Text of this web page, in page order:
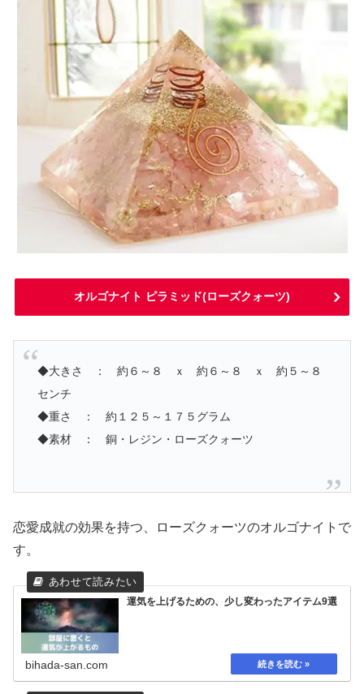
オルゴナイト ピラミッド(ローズクォーツ)
◆大きさ ： 約６～８ ｘ 約６～８ ｘ 約５～８
センチ
◆重さ ： 約１２５～１７５グラム
◆素材 ： 銅・レジン・ローズクォーツ
恋愛成就の効果を持つ、ローズクォーツのオルゴナイトで
す。
運気を上げるための、少し変わったアイテム9選
bihada-san.com